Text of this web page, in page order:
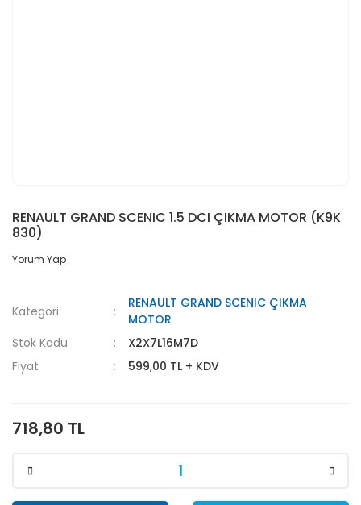
RENAULT GRAND SCENIC 1.5 DCI ÇIKMA MOTOR (K9K
830)
Yorum Yap
Kategori
RENAULT GRAND SCENIC ÇIKMA
MOTOR
Stok Kodu
X2X7L16M7D
Fiyat
599,00 TL + KDV
718,80 TL